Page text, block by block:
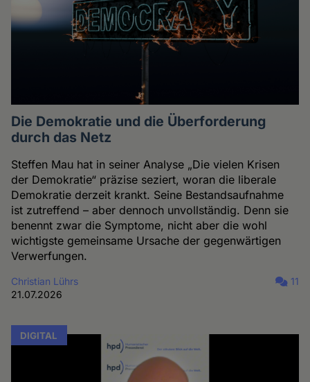
Die Demokratie und die Überforderung
durch das Netz
Steffen Mau hat in seiner Analyse „Die vielen Krisen
der Demokratie“ präzise seziert, woran die liberale
Demokratie derzeit krankt. Seine Bestandsaufnahme
ist zutreffend – aber dennoch unvollständig. Denn sie
benennt zwar die Symptome, nicht aber die wohl
wichtigste gemeinsame Ursache der gegenwärtigen
Verwerfungen.
Christian Lührs
21.07.2026
11
DIGITAL